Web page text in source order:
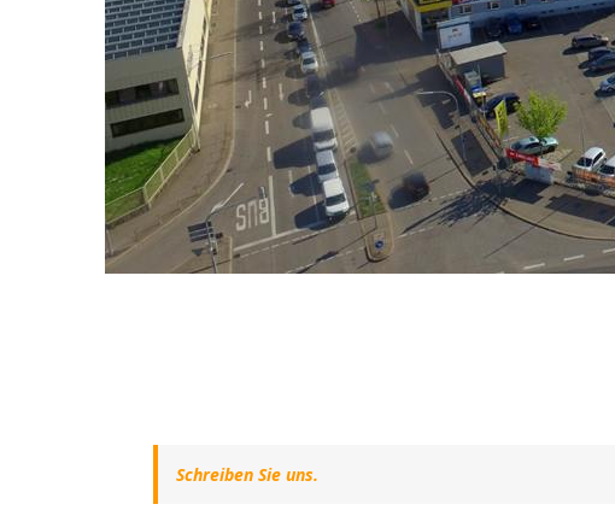
Schreiben Sie uns.